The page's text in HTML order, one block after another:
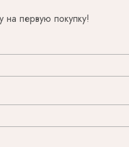
на первую покупку!